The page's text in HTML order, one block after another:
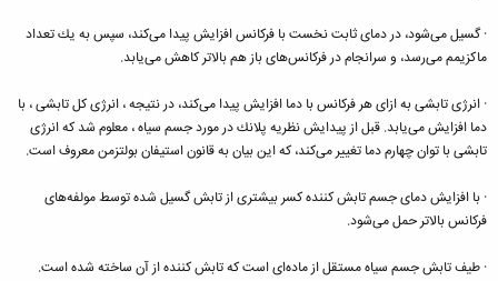
· گسیل می‌شود، در دمای ثابت نخست با فركانس افزایش پیدا می‌كند، سپس به یك تعداد
ماكزیمم می‌رسد، و سرانجام در فركانس‌های باز هم بالاتر كاهش می‌یابد.
· انرژی تابشی به ازای هر فركانس با دما افزایش پیدا می‌كند، در نتیجه ، انرژی كل تابشی ، با
دما افزایش می‌یابد. قبل از پیدایش نظریه پلانك در مورد جسم سیاه ، معلوم شد كه انرژی
تابشی با توان چهارم دما تغییر می‌كند، كه این بیان به قانون استیفان بولتزمن معروف است.
· با افزایش دمای جسم تابش كننده كسر بیشتری از تابش گسیل شده توسط مولفه‌های
فركانس بالاتر حمل می‌شود.
· طیف تابش جسم سیاه مستقل از ماده‌ای است كه تابش كننده از آن ساخته شده است.